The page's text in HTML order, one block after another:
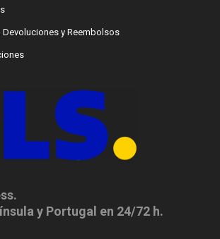
Devoluciones y Reembolsos
y Portugal en 24/72 h.